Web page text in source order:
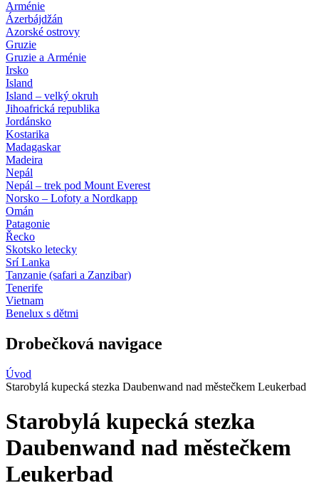
Arménie
Ázerbájdžán
Azorské ostrovy
Gruzie
Gruzie a Arménie
Irsko
Island
Island – velký okruh
Jihoafrická republika
Jordánsko
Kostarika
Madagaskar
Madeira
Nepál
Nepál – trek pod Mount Everest
Norsko – Lofoty a Nordkapp
Omán
Patagonie
Řecko
Skotsko letecky
Srí Lanka
Tanzanie (safari a Zanzibar)
Tenerife
Vietnam
Benelux s dětmi
Drobečková navigace
Úvod
Starobylá kupecká stezka Daubenwand nad městečkem Leukerbad
Starobylá kupecká stezka
Daubenwand nad městečkem
Leukerbad